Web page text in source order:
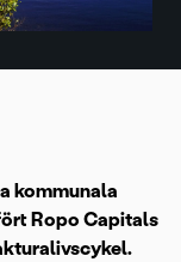
kommunala
Ropo Capitals